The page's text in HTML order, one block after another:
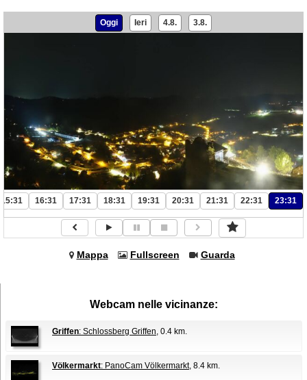
Oggi Ieri 4.8. 3.8.
15:31 16:31 17:31 18:31 19:31 20:31 21:31 22:31 23:31
Mappa Fullscreen Guarda
Webcam nelle vicinanze:
Griffen: Schlossberg Griffen, 0.4 km.
Völkermarkt: PanoCam Völkermarkt, 8.4 km.